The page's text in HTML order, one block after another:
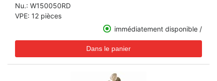
Nu.: W150050RD
VPE: 12 pièces
immédiatement disponible /